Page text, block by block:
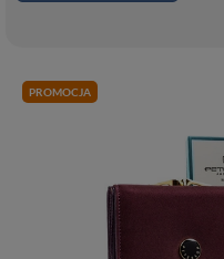
PROMOCJA